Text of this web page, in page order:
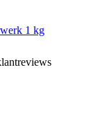
1 kg